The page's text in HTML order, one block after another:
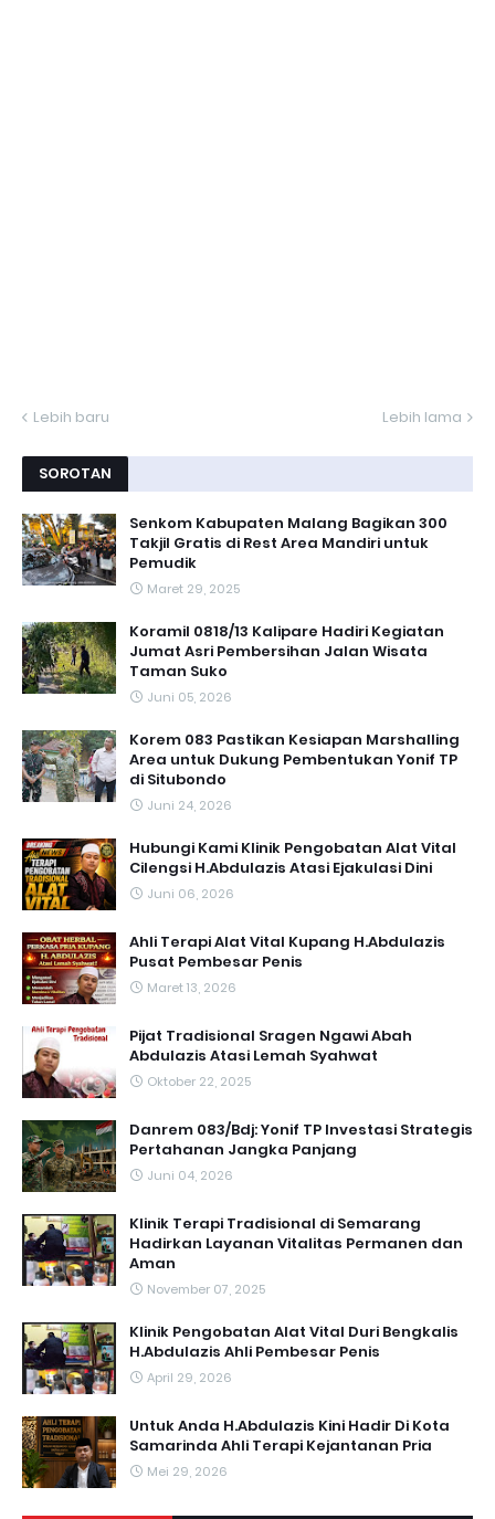
Lebih baru Lebih lama
SOROTAN
Senkom Kabupaten Malang Bagikan 300
Takjil Gratis di Rest Area Mandiri untuk
Pemudik
Maret 29, 2025
Koramil 0818/13 Kalipare Hadiri Kegiatan
Jumat Asri Pembersihan Jalan Wisata
Taman Suko
Juni 05, 2026
Korem 083 Pastikan Kesiapan Marshalling
Area untuk Dukung Pembentukan Yonif TP
di Situbondo
Juni 24, 2026
Hubungi Kami Klinik Pengobatan Alat Vital
Cilengsi H.Abdulazis Atasi Ejakulasi Dini
Juni 06, 2026
Ahli Terapi Alat Vital Kupang H.Abdulazis
Pusat Pembesar Penis
Maret 13, 2026
Pijat Tradisional Sragen Ngawi Abah
Abdulazis Atasi Lemah Syahwat
Oktober 22, 2025
Danrem 083/Bdj: Yonif TP Investasi Strategis
Pertahanan Jangka Panjang
Juni 04, 2026
Klinik Terapi Tradisional di Semarang
Hadirkan Layanan Vitalitas Permanen dan
Aman
November 07, 2025
Klinik Pengobatan Alat Vital Duri Bengkalis
H.Abdulazis Ahli Pembesar Penis
April 29, 2026
Untuk Anda H.Abdulazis Kini Hadir Di Kota
Samarinda Ahli Terapi Kejantanan Pria
Mei 29, 2026